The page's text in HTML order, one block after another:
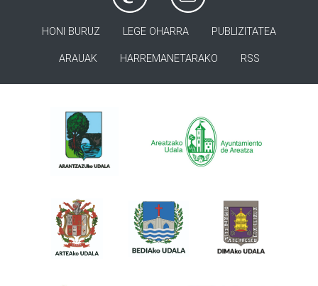
HONI BURUZ LEGE OHARRA PUBLIZITATEA
ARAUAK HARREMANETARAKO RSS